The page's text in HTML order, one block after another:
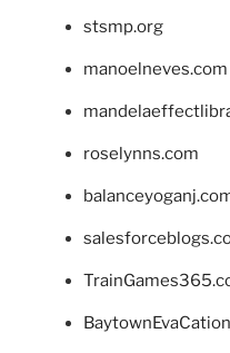
stsmp.org
manoelneves.com
roselynns.com